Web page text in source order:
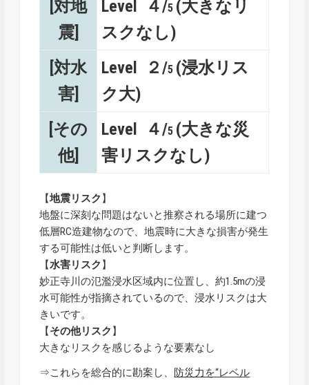
[対地
震]
Level ４/5 (大きなリ
スクなし)
[対水
害]
Level ２/5 (浸水リス
ク大)
[その
他]
Level ４/5 (大きな災
害リスクなし)
【地震リスク 】
地盤に深刻な問題はないと推察される場所に建つ
低層RC造建物なので、地震時に大きな損害が発生
する可能性は低いと判断します。
【水害リスク 】
妙正寺川の氾濫浸水区域内に位置し、約1.5mの浸
水可能性が指摘されているので、浸水リスクは大
きいです。
【その他リスク 】
大きなリスクを感じるような要素なし
⇒これらを総合的に勘案し、 防災力を“レベル